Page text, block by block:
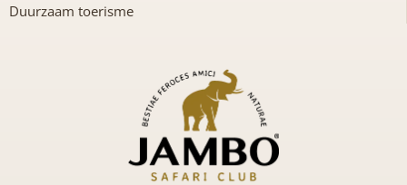
Duurzaam toerisme